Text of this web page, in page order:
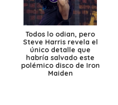
Todos lo odian, pero
Steve Harris revela el
único detalle que
habría salvado este
polémico disco de Iron
Maiden